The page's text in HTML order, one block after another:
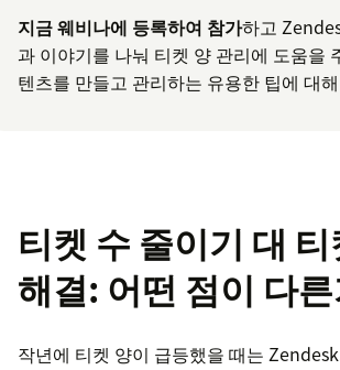
지금 웨비나에 등록하여 참가하고
과 이야기를 나눠 티켓 양 관리에 도움을
텐츠를 만들고 관리하는 유용한 팁에 대
티켓 수 줄이기 대
해결: 어떤 점이 다
작년에 티켓 양이 급등했을 때는